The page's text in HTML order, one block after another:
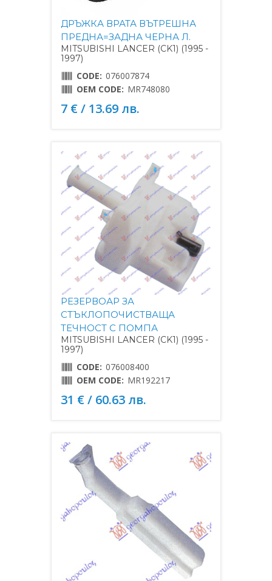
ДРЪЖКА ВРАТА ВЪТРЕШНА
ПРЕДНА=ЗАДНА ЧЕРНА Л.
MITSUBISHI LANCER (CK1) (1995 -
1997)
CODE: 076007874
OEM CODE: MR748080
7 € / 13.69 лв.
РЕЗЕРВОАР ЗА
СТЪКЛОПОЧИСТВАЩА
ТЕЧНОСТ С ПОМПА
MITSUBISHI LANCER (CK1) (1995 -
1997)
CODE: 076008400
OEM CODE: MR192217
31 € / 60.63 лв.